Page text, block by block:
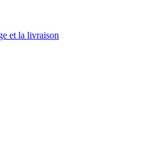
et la livraison